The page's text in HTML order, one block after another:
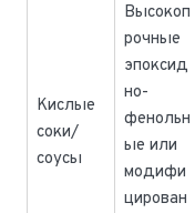
Кислые
соки/
соусы
Высокоп
рочные
эпоксид
но-
фенольн
ые или
модифи
цирован